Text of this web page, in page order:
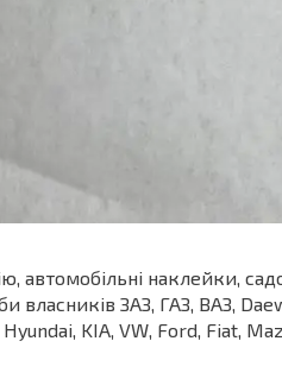
автомобільні наклейки,
власників ЗАЗ, ГАЗ, ВАЗ,
KIA, VW, Ford, Fiat,